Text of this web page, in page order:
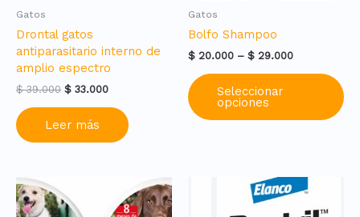
Gatos
Drontal gatos
antiparasitario interno de
amplio espectro
$39.000 Original
$ 39.000.
$ 33.000Current
$ 33.000.
Leer más
Gatos
Bolfo Shampoo
$ 20.000 – $ 29.000Price
$ 20.000
Seleccionar
opciones